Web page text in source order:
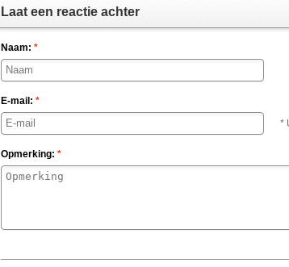
Laat een reactie achter
Naam: *
E-mail: *
*
Opmerking: *